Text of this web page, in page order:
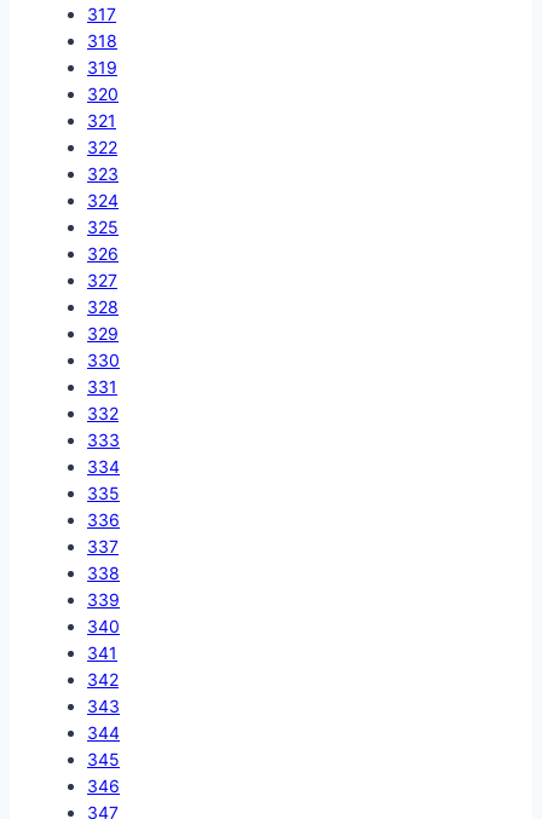
317
318
319
320
321
322
323
324
325
326
327
328
329
330
331
332
333
334
335
336
337
338
339
340
341
342
343
344
345
346
347